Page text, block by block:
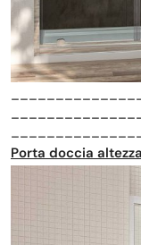
Porta doccia